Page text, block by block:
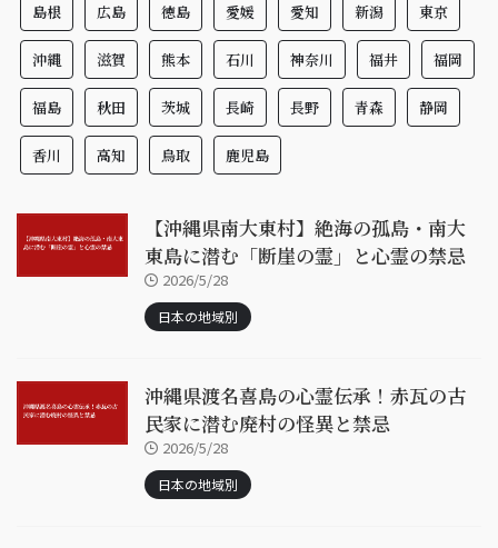
島根 広島 徳島 愛媛 愛知 新潟 東京
沖縄 滋賀 熊本 石川 神奈川 福井 福岡
福島 秋田 茨城 長崎 長野 青森 静岡
香川 高知 鳥取 鹿児島
【沖縄県南大東村】絶海の孤島・南大
東島に潜む「断崖の霊」と心霊の禁忌
2026/5/28
日本の地域別
沖縄県渡名喜島の心霊伝承！赤瓦の古
民家に潜む廃村の怪異と禁忌
2026/5/28
日本の地域別